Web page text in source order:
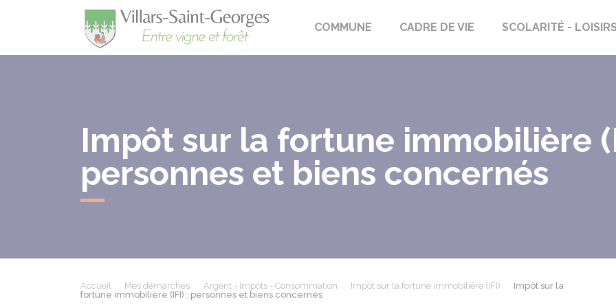
Villars-Saint-Georges
COMMUNE CADRE DE VIE SCOLARITÉ -
Impôt sur la fortune immobilière
personnes et biens concernés
Accueil Mes démarches Argent - Impôts - Consommation Impôt sur la fortune immobilière (IFI)
Impôt sur la
fortune immobilière (IFI) : personnes et biens concernés